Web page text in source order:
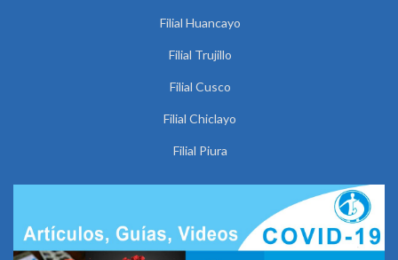
Filial Huancayo
Filial Trujillo
Filial Cusco
Filial Chiclayo
Filial Piura